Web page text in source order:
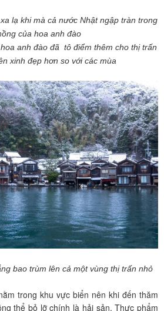
lạ khi mà cả nước Nhật ngập tràn trong
của hoa anh đào
anh đào đã tô điểm thêm cho thị trấn
xinh đẹp hơn so với các mùa
bao trùm lên cả một vùng thị trấn nhỏ
trong khu vực biển nên khi đến thăm
thể bỏ lỡ chính là hải sản. Thực phẩm